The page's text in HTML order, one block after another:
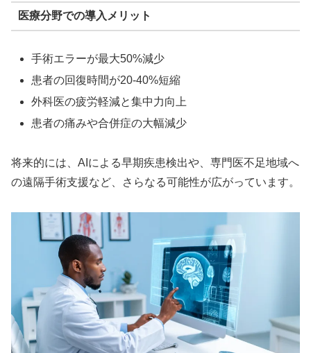
医療分野での導入メリット
手術エラーが最大50%減少
患者の回復時間が20-40%短縮
外科医の疲労軽減と集中力向上
患者の痛みや合併症の大幅減少
将来的には、AIによる早期疾患検出や、専門医不足地域へ
の遠隔手術支援など、さらなる可能性が広がっています。